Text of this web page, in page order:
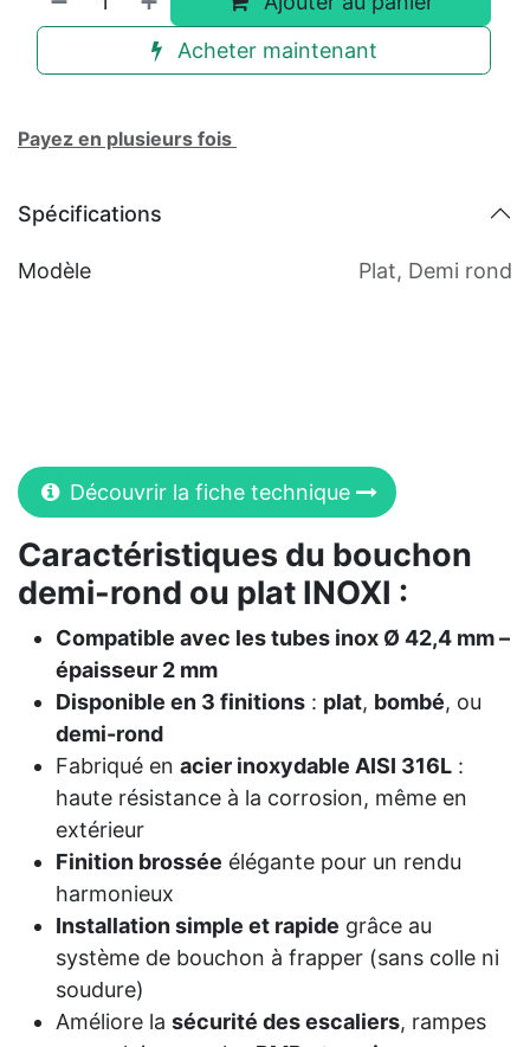
Acheter maintenant
Payez en plusieurs fois
Spécifications
Modèle Plat, Demi rond
Découvrir la fiche technique
Caractéristiques du bouchon
demi-rond ou plat INOXI :
Compatible avec les tubes inox Ø 42,4 mm –
épaisseur 2 mm
Disponible en 3 finitions : plat, bombé, ou
demi-rond
Fabriqué en acier inoxydable AISI 316L :
haute résistance à la corrosion, même en
extérieur
Finition brossée élégante pour un rendu
harmonieux
Installation simple et rapide grâce au
système de bouchon à frapper (sans colle ni
soudure)
Améliore la sécurité des escaliers, rampes